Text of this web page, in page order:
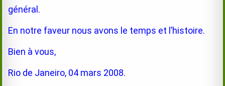
général.
En notre faveur nous avons le temps et l’histoire.
Bien à vous,
Rio de Janeiro, 04 mars 2008.